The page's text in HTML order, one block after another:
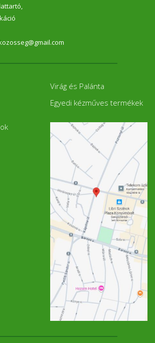
Virág és Palánta
Egyedi kézműves termékek